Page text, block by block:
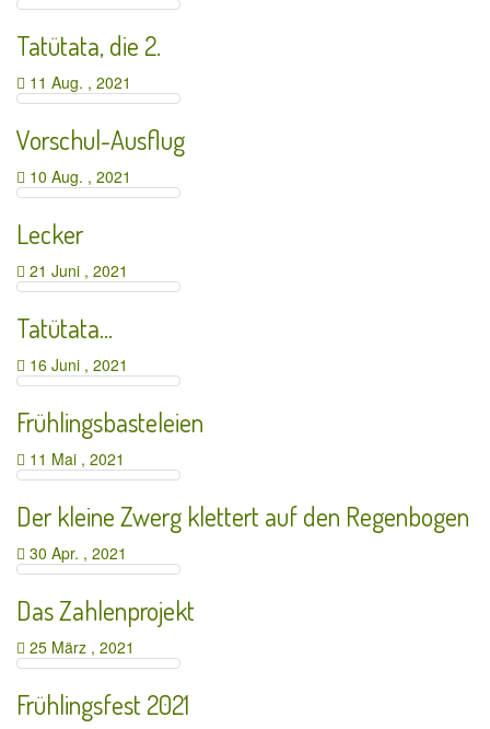
Tatütata, die 2.
11 Aug. , 2021
Vorschul-Ausflug
10 Aug. , 2021
Lecker
21 Juni , 2021
Tatütata…
16 Juni , 2021
Frühlingsbasteleien
11 Mai , 2021
Der kleine Zwerg klettert auf den Regenbogen
30 Apr. , 2021
Das Zahlenprojekt
25 März , 2021
Frühlingsfest 2021